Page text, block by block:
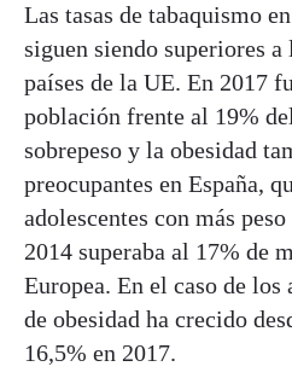
Las tasas de tabaquismo
siguen siendo superiores
países de la UE. En 2017
población frente al 19%
sobrepeso y la obesidad
preocupantes en España,
adolescentes con más
2014 superaba al 17% de
Europea. En el caso de
de obesidad ha crecido
16,5% en 2017.